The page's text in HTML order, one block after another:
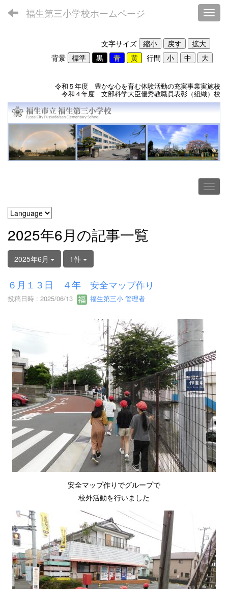
福生第三小学校ホームページ
文字サイズ
背景
行間
令和５年度 豊かな心を育む体験活動の充実事業実施校
令和４年度 文部科学大臣優秀教職員表彰（組織）校
2025年6月の記事一覧
2025年6月 1件
６月１３日 ４年 安全マップ作り
投稿日時 : 2025/06/13 福生第三小 管理者
安全マップ作りでグループで
校外活動を行いました